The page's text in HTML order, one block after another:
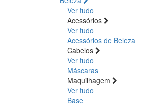
Ver tudo
Acessórios
Ver tudo
Acessórios de Beleza
Cabelos
Ver tudo
Máscaras
Maquilhagem
Ver tudo
Base